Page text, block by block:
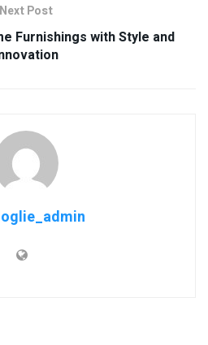
Next Post
Furnishings with Style and